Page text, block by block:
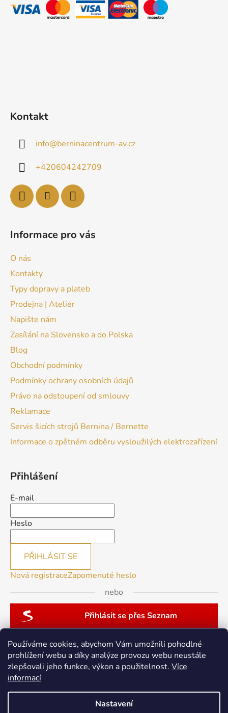
Používáme cookies, abychom Vám umožnili pohodlné
prohlížení webu a díky analýze provozu webu neustále
zlepšovali jeho funkce, výkon a použitelnost. Více
informací
Nastavení
Kontakt
info@berninacentrum-av.cz
+420604242709
Informace pro vás
O nás
Kontakty
Typy dopravy a plateb
Prodejna | Ateliér
Napište nám
Zasílání na Slovensko a do Polska
Blog
Obchodní podmínky
Podmínky ochrany osobních údajů
Právo na odstoupení od smlouvy
Reklamace
Servis šicích strojů Bernina / Bernette
Informace o zpětném odběru vysloužilých elektrozařízení
Přihlášení
E-mail
Heslo
PŘIHLÁSIT SE
Nová registraceZapomenuté heslo
nebo
Přihlásit se přes Seznam
patchwork-aja.cz